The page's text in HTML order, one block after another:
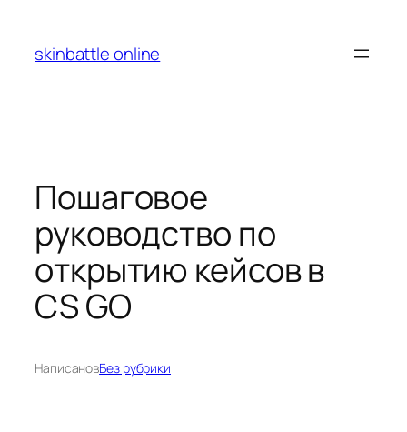
содержимому
skinbattle online
Пошаговое
руководство по
открытию кейсов в
CS GO
НаписановБез рубрики